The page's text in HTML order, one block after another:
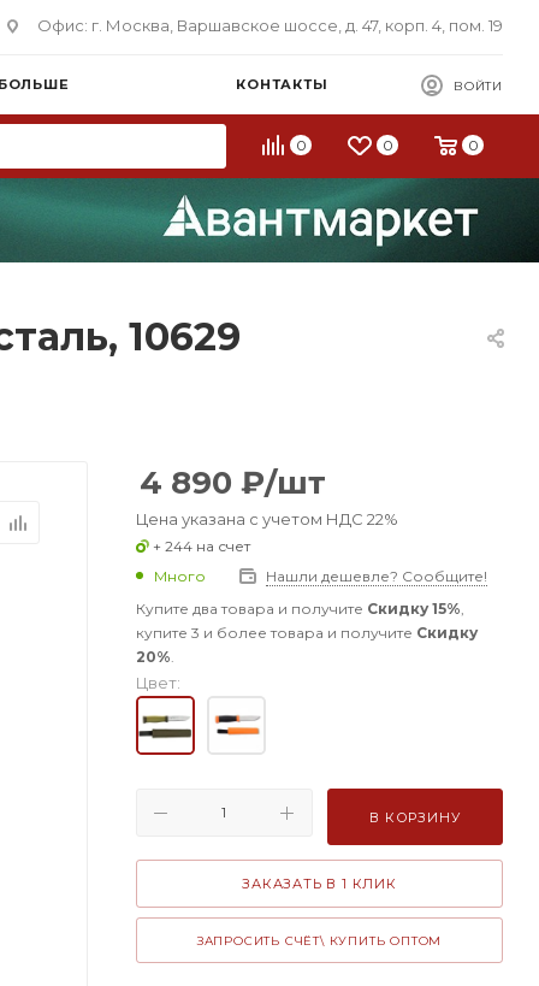
Офис: г. Москва, Варшавское шоссе, д. 47, корп. 4, пом. 19
КОНТАКТЫ ВОЙТИ
0 0 0
10629
4 890 ₽/шт
Цена указана с учетом НДС 22%
+ 244 на счет
Много
Нашли дешевле? Сообщите!
Купите два товара и получите Скидку 15%,
купите 3 и более товара и получите Скидку
20%.
Цвет:
В КОРЗИНУ
ЗАКАЗАТЬ В 1 КЛИК
ЗАПРОСИТЬ СЧЁТ\ КУПИТЬ ОПТОМ